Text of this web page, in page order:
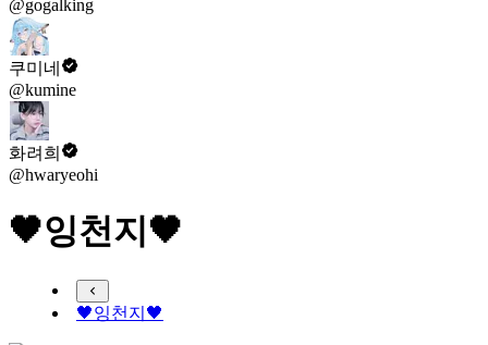
@gogalking
쿠미네
@kumine
화려희
@hwaryeohi
🖤잉천지🖤
🖤잉천지🖤